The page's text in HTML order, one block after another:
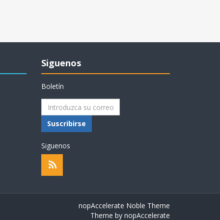
Siguenos
Boletín
Suscribirse
Siguenos
nopAccelerate Noble Theme
Theme by nopAccelerate